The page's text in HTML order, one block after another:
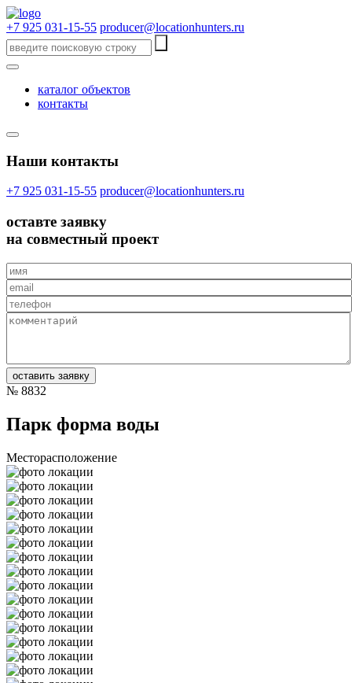
+7 925 031-15-55 producer@locationhunters.ru
каталог объектов
контакты
Наши контакты
+7 925 031-15-55 producer@locationhunters.ru
оставте заявку
на совместный проект
№ 8832
Парк форма воды
Месторасположение